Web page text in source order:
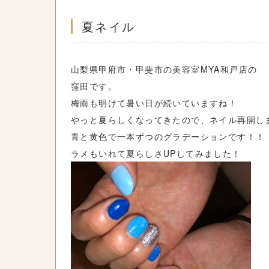
夏ネイル
山梨県甲府市・甲斐市の美容室MYA和戸店の
窪田です。
梅雨も明けて暑い日が続いていますね！
やっと夏らしくなってきたので、ネイル再開し
青と黄色で一本ずつのグラデーションです！！
ラメもいれて夏らしさUPしてみました！